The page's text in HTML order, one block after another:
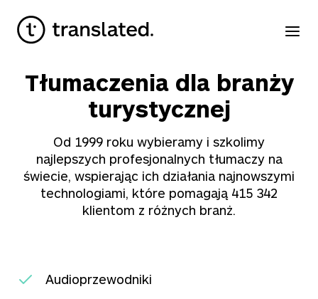
Tłumaczenia dla branży
turystycznej
Od 1999 roku wybieramy i szkolimy
najlepszych profesjonalnych tłumaczy na
świecie, wspierając ich działania najnowszymi
technologiami, które pomagają 415 342
klientom z różnych branż.
Audioprzewodniki